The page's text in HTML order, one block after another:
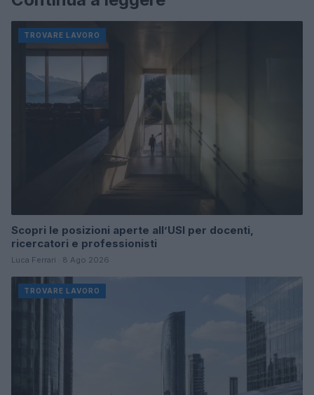
TROVARE LAVORO
Scopri le posizioni aperte all’USI per docenti,
ricercatori e professionisti
Luca Ferrari · 8 Ago 2026
TROVARE LAVORO